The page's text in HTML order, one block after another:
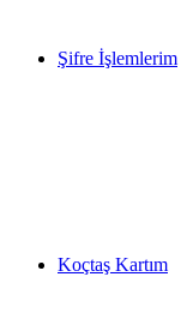
Şifre İşlemlerim
Koçtaş Kartım